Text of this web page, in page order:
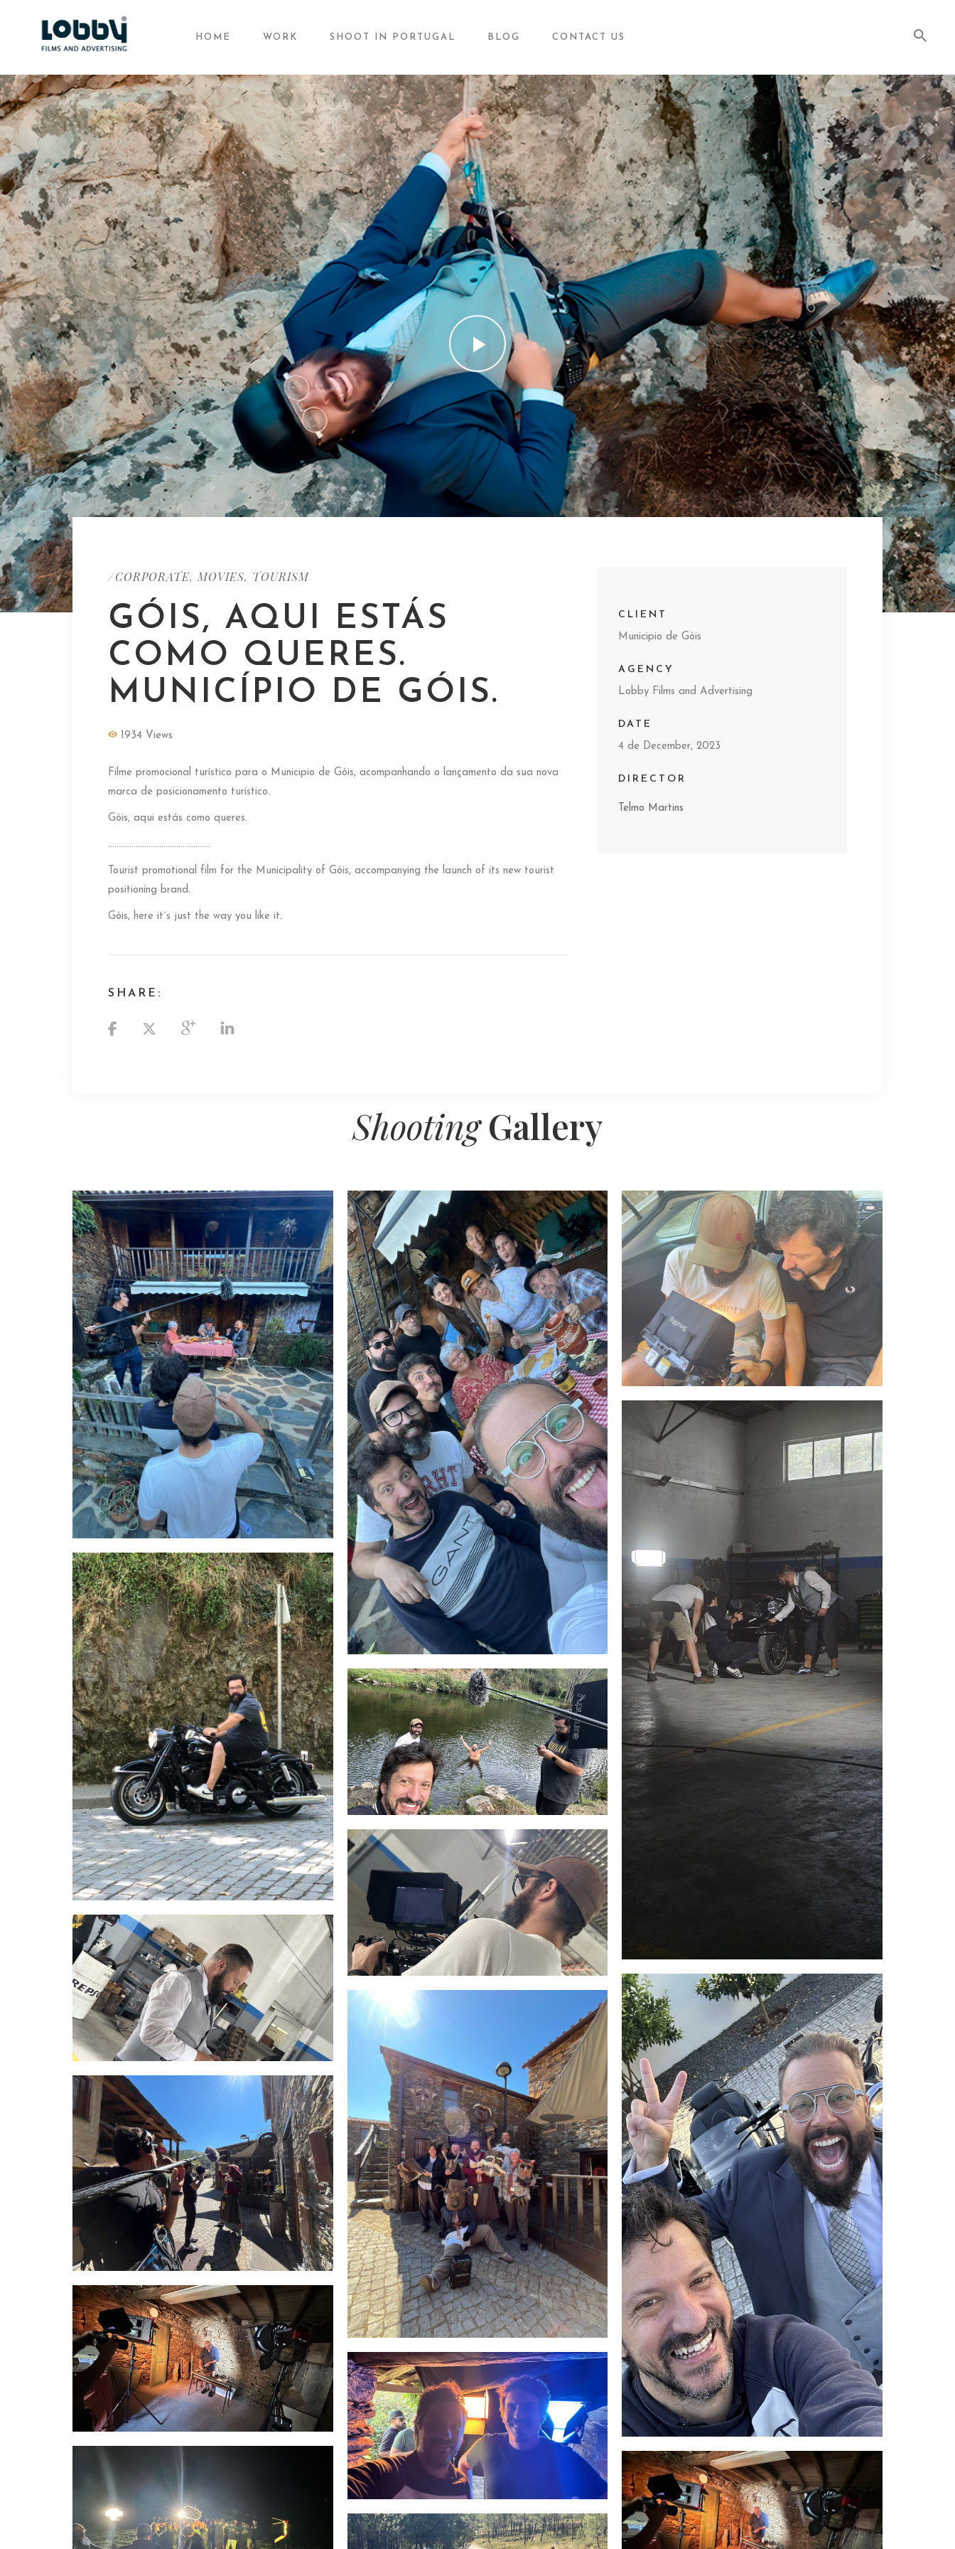
HOME WORK SHOOT IN PORTUGAL BLOG CONTACT US
/ CORPORATE, MOVIES, TOURISM
GÓIS, AQUI ESTÁS
COMO QUERES.
MUNICÍPIO DE GÓIS.
1934 Views
Filme promocional turístico para o Municipio de Góis, acompanhando o lançamento da sua nova
marca de posicionamento turístico.
Góis, aqui estás como queres.
…………………………………………
Tourist promotional film for the Municipality of Góis, accompanying the launch of its new tourist
positioning brand.
Góis, here it´s just the way you like it.
SHARE:
CLIENT
Municipio de Góis
AGENCY
Lobby Films and Advertising
DATE
4 de December, 2023
DIRECTOR
Telmo Martins
Shooting Gallery